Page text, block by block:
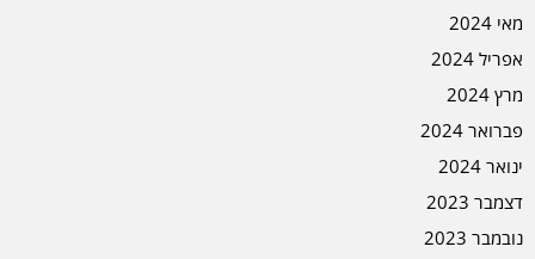
מאי 2024
אפריל 2024
מרץ 2024
פברואר 2024
ינואר 2024
דצמבר 2023
נובמבר 2023